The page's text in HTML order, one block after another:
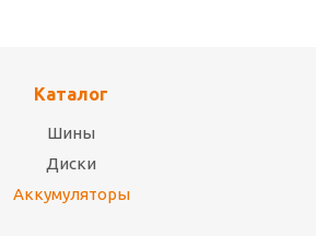
Каталог
Шины
Диски
Аккумуляторы